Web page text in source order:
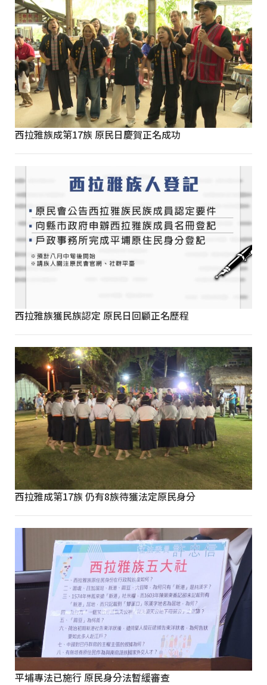
西拉雅族成第17族 原民日慶賀正名成功
西拉雅族獲民族認定 原民日回顧正名歷程
西拉雅成第17族 仍有8族待獲法定原民身分
平埔專法已施行 原民身分法暫緩審查